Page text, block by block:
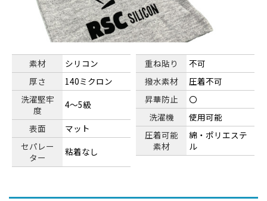
素材
シリコン
厚さ
140ミクロン
洗濯堅牢
度
4～5級
表面
マット
セパレー
ター
粘着なし
重ね貼り
不可
撥水素材
圧着不可
昇華防止
〇
洗濯機
使用可能
圧着可能
素材
綿・ポリエステ
ル